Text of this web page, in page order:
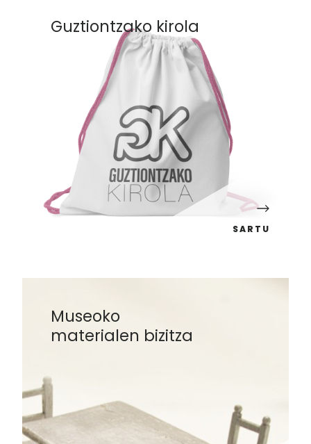
Guztiontzako kirola
SARTU
Museoko
materialen bizitza